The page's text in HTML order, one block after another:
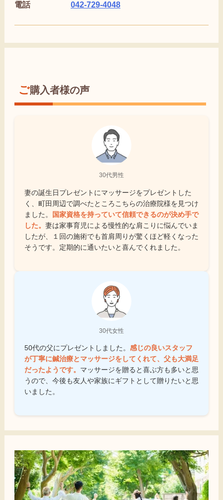
電話 042-729-4048
ご購入者様の声
30代男性
妻の誕生日プレゼントにマッサージをプレゼントした
く、町田周辺で調べたところこちらの治療院様を見つけ
ました。
国家資格を持っていて信頼できるのが決め手で
した。 妻は家事育児による慢性的な肩こりに悩んでいま
したが、１回の施術でも首肩周りが驚くほど軽くなった
そうです。定期的に通いたいと喜んでくれました。
30代女性
50代の父にプレゼントしました。 感じの良いスタッフ
が丁寧に鍼治療とマッサージをしてくれて、父も大満足
だったようです。 マッサージを贈ると喜ぶ方も多いと思
うので、今後も友人や家族にギフトとして贈りたいと思
いました。